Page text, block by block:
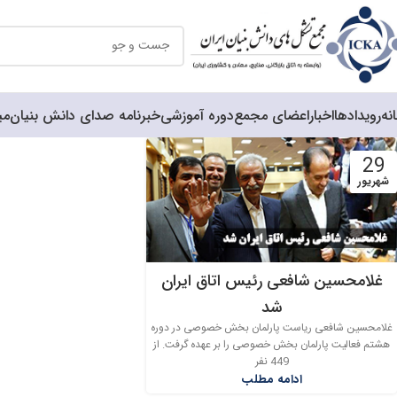
رویدادهااخباراعضای مجمعدوره آموزشیخبرنامه صدای دانش بنیان
29
شهریور
غلامحسین شافعی رئیس اتاق ایران
شد
غلامحسین شافعی ریاست پارلمان بخش خصوصی در دوره
هشتم فعالیت پارلمان بخش خصوصی را بر عهده گرفت. از
449 نفر
ادامه مطلب